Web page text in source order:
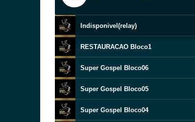
Indisponivel(relay)
RESTAURACAO Bloco1
Super Gospel Bloco06
Super Gospel Bloco05
Super Gospel Bloco04